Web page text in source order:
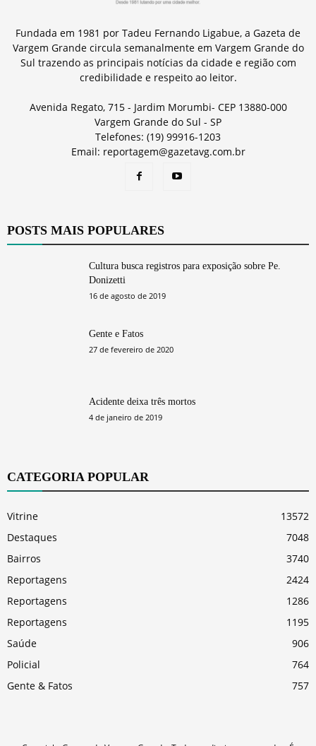
Fundada em 1981 por Tadeu Fernando Ligabue, a Gazeta de
Vargem Grande circula semanalmente em Vargem Grande do
Sul trazendo as principais notícias da cidade e região com
credibilidade e respeito ao leitor.
Avenida Regato, 715 - Jardim Morumbi- CEP 13880-000
Vargem Grande do Sul - SP
Telefones: (19) 99916-1203
Email: reportagem@gazetavg.com.br
POSTS MAIS POPULARES
Cultura busca registros para exposição sobre Pe.
Donizetti
16 de agosto de 2019
Gente e Fatos
27 de fevereiro de 2020
Acidente deixa três mortos
4 de janeiro de 2019
CATEGORIA POPULAR
Vitrine
13572
Destaques
7048
Bairros
3740
Reportagens
2424
Reportagens
1286
Reportagens
1195
Saúde
906
Policial
764
Gente & Fatos
757